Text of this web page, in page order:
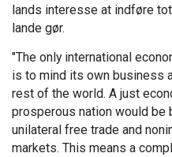
lands interesse at indføre
lande gør.
"The only international
is to mind its own business
rest of the world. A just
prosperous nation would be
unilateral free trade and
markets. This means a